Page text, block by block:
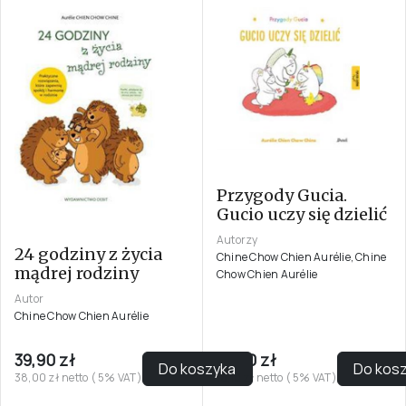
24 godziny z życia
mądrej rodziny
Autor
Chine Chow Chien Aurélie
39,90 zł
38,00 zł netto ( 5% VAT) Do koszyka
Przygody Gucia.
Gucio uczy się dzielić
Autorzy
Chine Chow Chien Aurélie, Chine
Chow Chien Aurélie
16,90 zł
16,10 zł netto ( 5% VAT) Do